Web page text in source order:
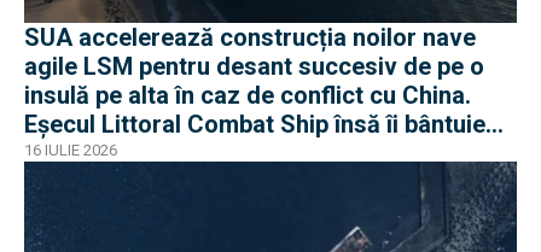
SUA accelerează construcția noilor nave
agile LSM pentru desant succesiv de pe o
insulă pe alta în caz de conflict cu China.
Eșecul Littoral Combat Ship însă îi bântuie
pe americani
16 IULIE 2026